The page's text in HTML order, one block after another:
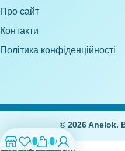
Про сайт
Контакти
Політика конфіденційності
0 0
© 2026 Anelok.